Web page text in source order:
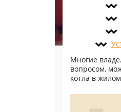
Многие
вопросом,
котла в